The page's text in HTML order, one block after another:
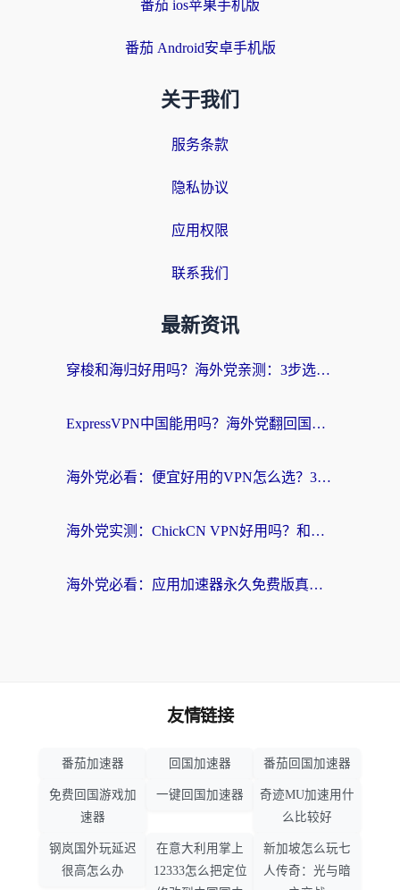
番茄 ios苹果手机版
番茄 Android安卓手机版
关于我们
服务条款
隐私协议
应用权限
联系我们
最新资讯
穿梭和海归好用吗？海外党亲测：3步选对回国加速器，无缝刷国内剧玩手游
ExpressVPN中国能用吗？海外党翻回国内的加速器选择指南（附番茄加速器实测）
海外党必看：便宜好用的VPN怎么选？3步解决回国访问难题+Steam改区技巧
海外党实测：ChickCN VPN好用吗？和OurPlay VPN对比哪个回国效果更好？附避坑指南
海外党必看：应用加速器永久免费版真的靠谱吗？教你选对回国加速器无缝刷国内资源
友情链接
番茄加速器 回国加速器 番茄回国加速器
免费回国游戏加
速器
一键回国加速器
奇迹MU加速用什
么比较好
钢岚国外玩延迟
很高怎么办
在意大利用掌上
12333怎么把定位
新加坡怎么玩七
人传奇：光与暗